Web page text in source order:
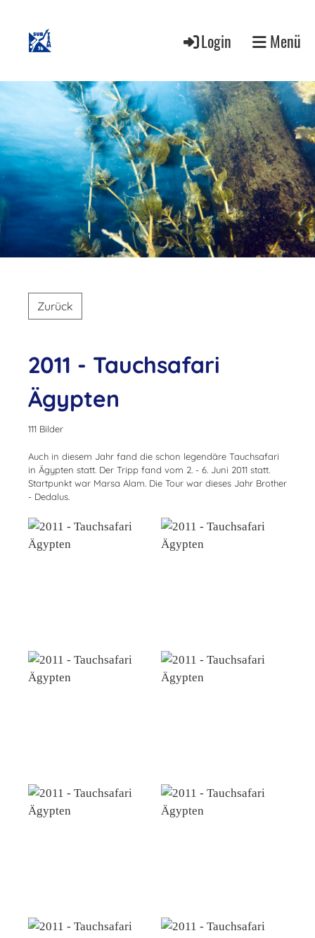
Login Menü
Zurück
2011 - Tauchsafari
Ägypten
111 Bilder
Auch in diesem Jahr fand die schon legendäre Tauchsafari
in Ägypten statt. Der Tripp fand vom 2. - 6. Juni 2011 statt.
Startpunkt war Marsa Alam. Die Tour war dieses Jahr Brother
- Dedalus.